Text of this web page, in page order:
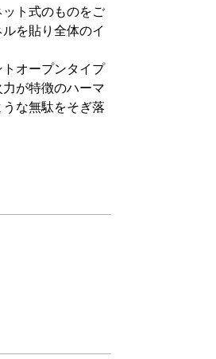
造作にて作
取り付けて
ト式のものをご
を貼り全体のイ
オープンタイプ
が特徴のハーマ
な無駄をそぎ落